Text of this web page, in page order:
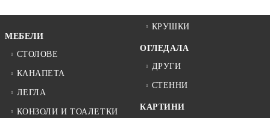
МЕБЕЛИ
СТОЛОВЕ
КАНАПЕТА
ЛЕГЛА
КОНЗОЛИ И ТОАЛЕТКИ
КРУШКИ
ОГЛЕДАЛА
ДРУГИ
СТЕННИ
КАРТИНИ